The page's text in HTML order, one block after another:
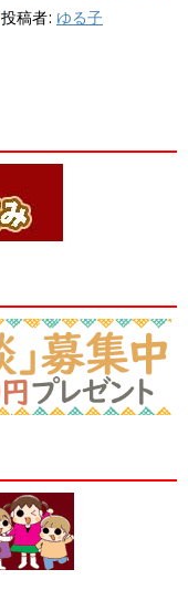
投稿者: ゆる子